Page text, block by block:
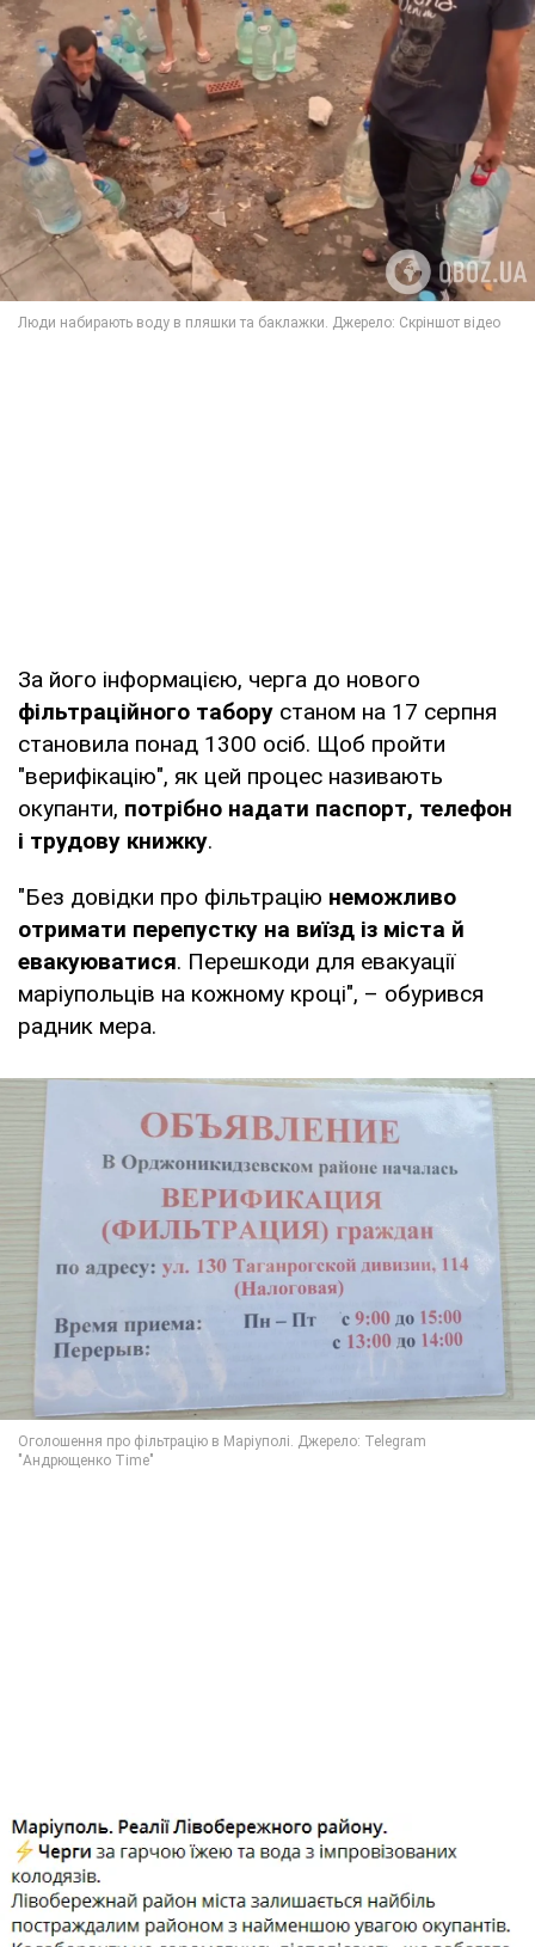
За його інформацією, черга до нового
фільтраційного табору станом на 17 серпня
становила понад 1300 осіб. Щоб пройти
"верифікацію", як цей процес називають
окупанти, потрібно надати паспорт, телефон
і трудову книжку.
"Без довідки про фільтрацію неможливо
отримати перепустку на виїзд із міста й
евакуюватися. Перешкоди для евакуації
маріупольців на кожному кроці", – обурився
радник мера.